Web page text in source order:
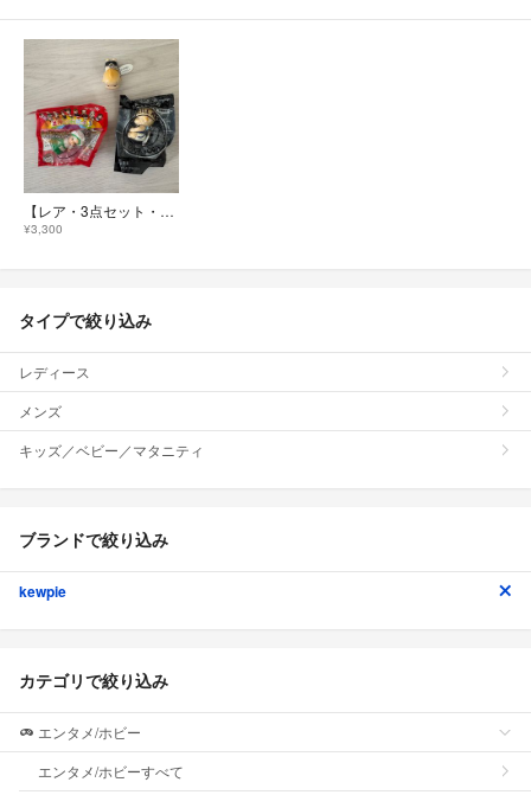
【レア・3点セット・早い者勝ち・即購入OK・匿名配送】キューピー キーホルダー
¥3,300
タイプで絞り込み
レディース
メンズ
キッズ／ベビー／マタニティ
ブランドで絞り込み
kewpie
カテゴリで絞り込み
エンタメ/ホビー
エンタメ/ホビーすべて